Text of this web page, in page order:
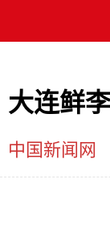
大连鲜
中国新闻网